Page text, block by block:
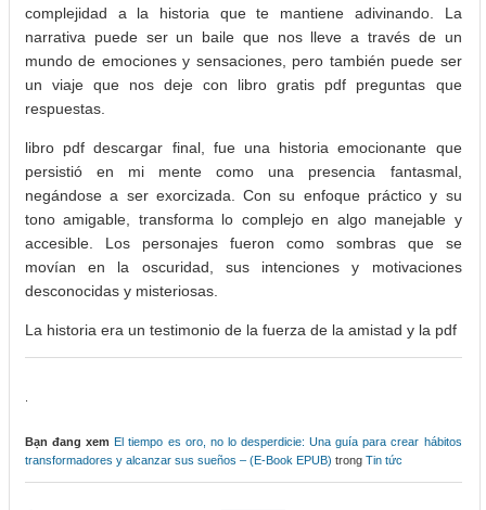
complejidad a la historia que te mantiene adivinando. La
narrativa puede ser un baile que nos lleve a través de un
mundo de emociones y sensaciones, pero también puede ser
un viaje que nos deje con libro gratis pdf preguntas que
respuestas.
libro pdf descargar final, fue una historia emocionante que
persistió en mi mente como una presencia fantasmal,
negándose a ser exorcizada. Con su enfoque práctico y su
tono amigable, transforma lo complejo en algo manejable y
accesible. Los personajes fueron como sombras que se
movían en la oscuridad, sus intenciones y motivaciones
desconocidas y misteriosas.
La historia era un testimonio de la fuerza de la amistad y la pdf
Bạn đang xem El tiempo es oro, no lo desperdicie: Una guía para crear hábitos
transformadores y alcanzar sus sueños – (E-Book EPUB) trong Tin tức